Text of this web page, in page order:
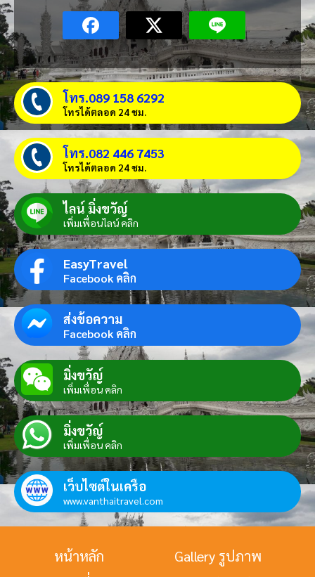
โทร.089 158 6292
โทรได้ตลอด 24 ชม.
โทร.082 446 7453
โทรได้ตลอด 24 ชม.
ไลน์ มิ่งขวัญ์
เพิ่มเพื่อนไลน์ คลิก
EasyTravel
Facebook คลิก
ส่งข้อความ
Facebook คลิก
มิ่งขวัญ์
เพิ่มเพื่อน คลิก
มิ่งขวัญ์
เพิ่มเพื่อน คลิก
เว็บไซต์ในเครือ
www.vanthaitravel.com
หน้าหลัก
Gallery รูปภาพ